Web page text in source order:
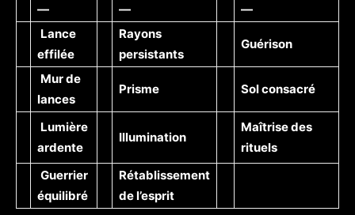
—
—
—
Lance
effilée
Rayons
persistants
Guérison
Mur de
lances
Prisme Sol consacré
Lumière
ardente
Illumination
Maîtrise des
rituels
Guerrier
équilibré
Rétablissement
de l’esprit